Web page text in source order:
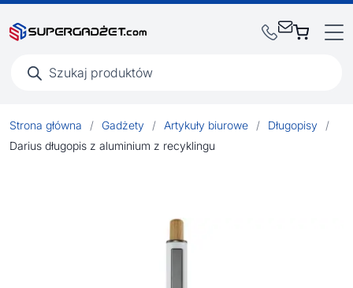
produktów
Strona główna / Gadżety / Artykuły biurowe / Długopisy
/
Darius długopis z aluminium z recyklingu